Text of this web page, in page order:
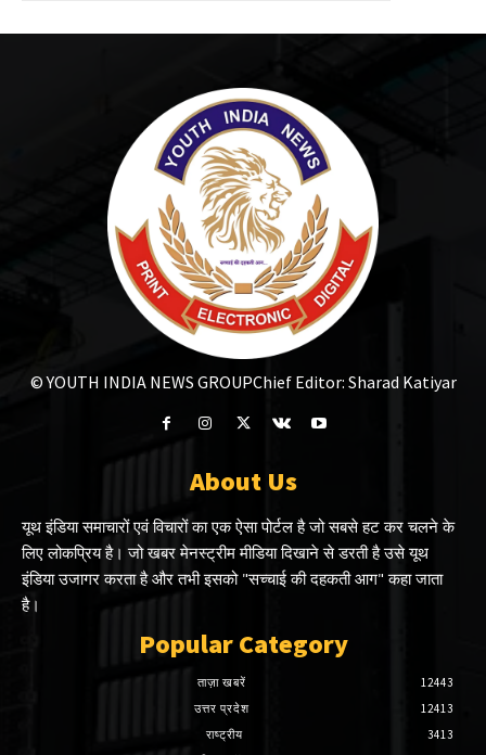
© YOUTH INDIA NEWS GROUPChief Editor: Sharad Katiyar
About Us
यूथ इंडिया समाचारों एवं विचारों का एक ऐसा पोर्टल है जो सबसे हट कर चलने के
लिए लोकप्रिय है। जो खबर मेनस्ट्रीम मीडिया दिखाने से डरती है उसे यूथ
इंडिया उजागर करता है और तभी इसको "सच्चाई की दहकती आग" कहा जाता
है।
Popular Category
ताज़ा खबरें
12443
उत्तर प्रदेश
12413
राष्ट्रीय
3413